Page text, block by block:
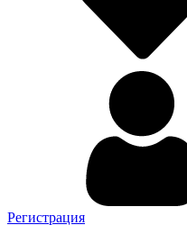
Регистрация